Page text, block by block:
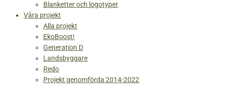
Blanketter och logotyper
Våra projekt
Alla projekt
EkoBoost!
Generation D
Landsbyggare
Redo
Projekt genomförda 2014-2022